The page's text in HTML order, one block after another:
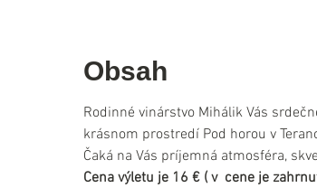
Obsah
Rodinné vinárstvo Mihálik Vás
krásnom prostredí Pod horou v
Čaká na Vás príjemná atmosféra,
Cena výletu je 16 € ( v  cene je